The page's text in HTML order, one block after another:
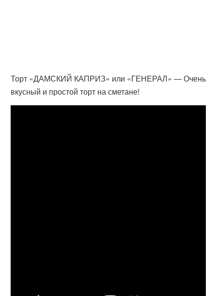
Торт «ДАМСКИЙ КАПРИЗ» или «ГЕНЕРАЛ» — Очень
вкусный и простой торт на сметане!